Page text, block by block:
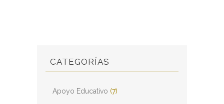
CATEGORÍAS
Apoyo Educativo (7)